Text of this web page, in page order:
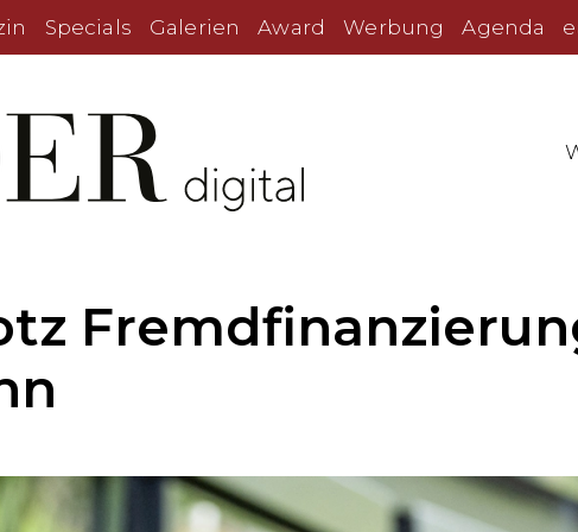
Specials Galerien Award Werbung Agenda